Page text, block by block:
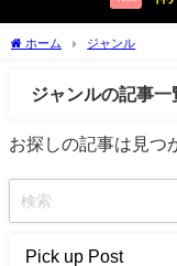
ホーム ジャンル
ジャンルの記事一
お探しの記事は見つ
Pick up Post